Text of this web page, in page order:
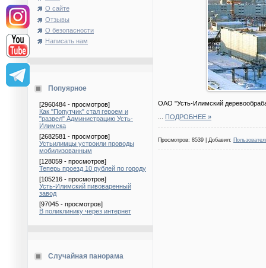
О сайте
Отзывы
О безопасности
Написать нам
Попуярное
[2960484 - просмотров]
Как "Попутчик" стал героем и
"развел" Администрацию Усть-
Илимска
[2682581 - просмотров]
Устьилимцы устроили проводы
мобилизованным
[128059 - просмотров]
Теперь проезд 10 рублей по городу
[105216 - просмотров]
Усть-Илимский пивоваренный
завод
[97045 - просмотров]
В поликлинику через интернет
Случайная панорама
ОАО "Усть-Илимский
ПОДРОБНЕЕ »
Просмотров: 8539 | Добавил: